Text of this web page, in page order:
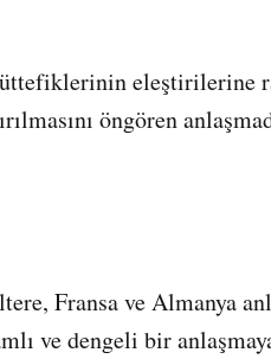
eleştirilerine
öngören
Fransa ve Almanya
ve dengeli bir